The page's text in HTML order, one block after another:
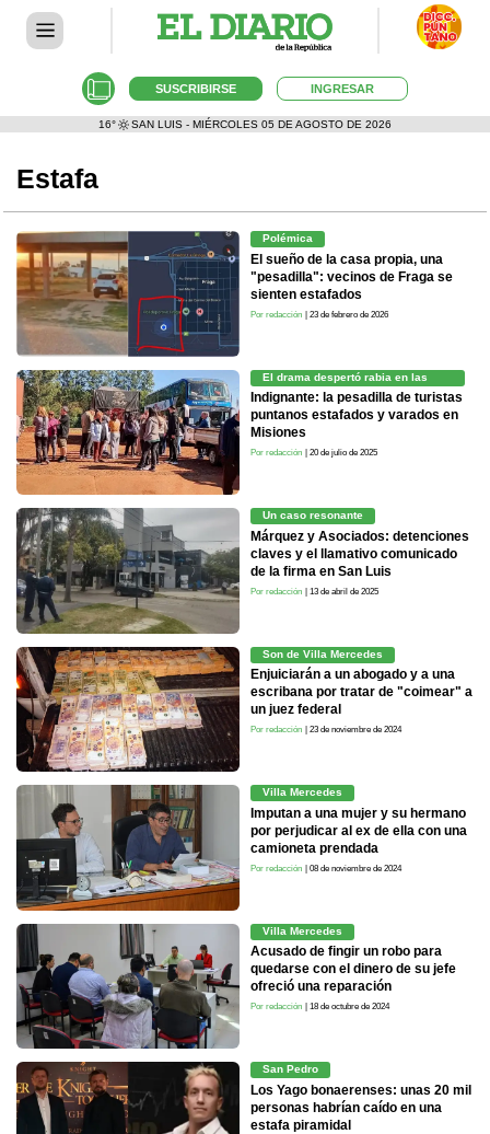
SUSCRIBIRSE INGRESAR
16° SAN LUIS - MIÉRCOLES 05 DE AGOSTO DE 2026
Estafa
Polémica
El sueño de la casa propia, una
"pesadilla": vecinos de Fraga se
sienten estafados
Por redacción | 23 de febrero de 2026
El drama despertó rabia en las
redes
Indignante: la pesadilla de turistas
puntanos estafados y varados en
Misiones
Por redacción | 20 de julio de 2025
Un caso resonante
Márquez y Asociados: detenciones
claves y el llamativo comunicado
de la firma en San Luis
Por redacción | 13 de abril de 2025
Son de Villa Mercedes
Enjuiciarán a un abogado y a una
escribana por tratar de "coimear" a
un juez federal
Por redacción | 23 de noviembre de 2024
Villa Mercedes
Imputan a una mujer y su hermano
por perjudicar al ex de ella con una
camioneta prendada
Por redacción | 08 de noviembre de 2024
Villa Mercedes
Acusado de fingir un robo para
quedarse con el dinero de su jefe
ofreció una reparación
Por redacción | 18 de octubre de 2024
San Pedro
Los Yago bonaerenses: unas 20 mil
personas habrían caído en una
estafa piramidal